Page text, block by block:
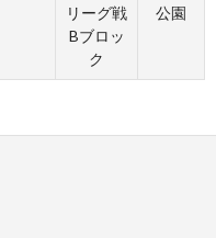
リーグ戦
Bブロッ
ク
公園